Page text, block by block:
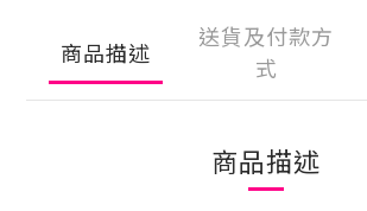
商品描述
送貨及付款方
式
商品描述